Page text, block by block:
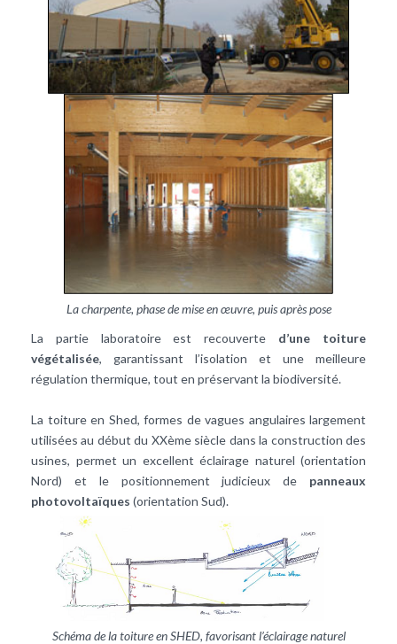
La charpente, phase de mise en œuvre, puis après pose
La partie laboratoire est recouverte d’une toiture
végétalisée, garantissant l’isolation et une meilleure
régulation thermique, tout en préservant la biodiversité.
La toiture en Shed, formes de vagues angulaires largement
utilisées au début du XXème siècle dans la construction des
usines, permet un excellent éclairage naturel (orientation
Nord) et le positionnement judicieux de panneaux
photovoltaïques (orientation Sud).
Schéma de la toiture en SHED, favorisant l’éclairage naturel